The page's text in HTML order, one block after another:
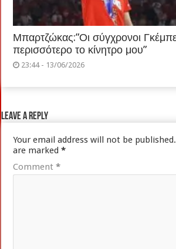
Μπαρτζώκας:”Οι σύγχρονοι
περισσότερο το κίνητρο μου”
23:44 - 13/06/2026
Leave a Reply
Your email address will not be published.
are marked*
Comment*